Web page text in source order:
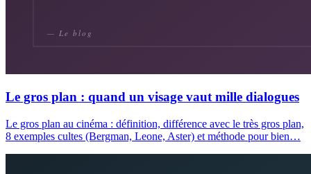
Le gros plan : quand un visage vaut mille dialogues
Le gros plan au cinéma : définition, différence avec le très gros plan,
8 exemples cultes (Bergman, Leone, Aster) et méthode pour bien…